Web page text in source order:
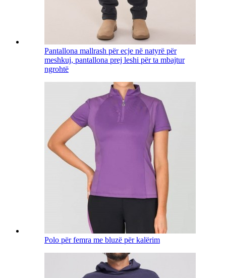
Pantallona mallrash për ecje në natyrë për
meshkuj, pantallona prej leshi për ta mbajtur
ngrohtë
Polo për femra me bluzë për kalërim